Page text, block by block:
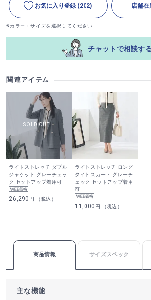
お気に入り登録 (202) 店舗在
※カラー・サイズを選択してください
チャットで相談する
関連アイテム
ライトストレッチ ダブル
ジャケット グレーチェッ
ク セットアップ着用可
26,290 円 （税込）
ライトストレッチ ロング
タイトスカート グレーチ
ェック セットアップ着用
可
11,000 円 （税込）
商品情報 サイズスペック
主な機能